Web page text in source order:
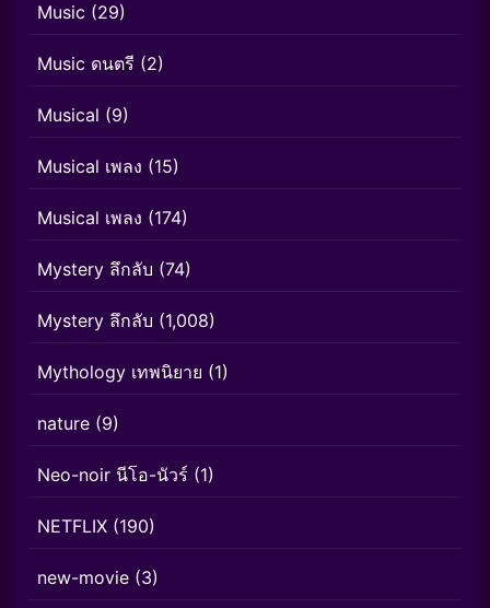
Music (29)
Music ดนตรี (2)
Musical (9)
Musical เพลง (15)
Musical เพลง (174)
Mystery ลึกลับ (74)
Mystery ลึกลับ (1,008)
Mythology เทพนิยาย (1)
nature (9)
Neo-noir นีโอ-นัวร์ (1)
NETFLIX (190)
new-movie (3)